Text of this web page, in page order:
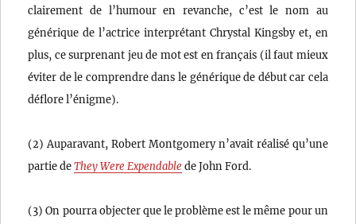
clairement de l’humour en revanche, c’est le nom au
générique de l’actrice interprétant Chrystal Kingsby et, en
plus, ce surprenant jeu de mot est en français (il faut mieux
éviter de le comprendre dans le générique de début car cela
déflore l’énigme).
(2) Auparavant, Robert Montgomery n’avait réalisé qu’une
partie deThey Were Expendable de John Ford.
(3) On pourra objecter que le problème est le même pour un